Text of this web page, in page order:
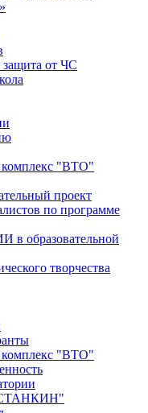
защита от ЧС
комплекс "ВТО"
проект
по программе
в образовательной
творчества
комплекс "ВТО"